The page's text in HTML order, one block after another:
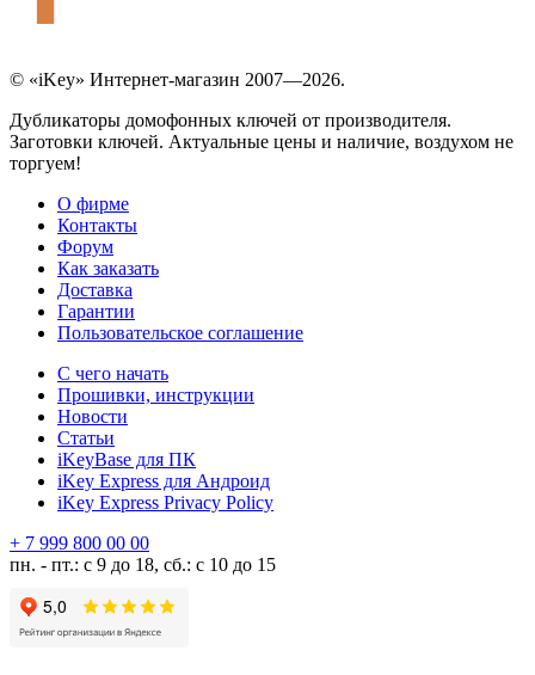
© «iKey» Интернет-магазин 2007—2026.
Дубликаторы домофонных ключей от производителя.
Заготовки ключей. Актуальные цены и наличие, воздухом не
торгуем!
О фирме
Контакты
Форум
Как заказать
Доставка
Гарантии
Пользовательское соглашение
С чего начать
Прошивки, инструкции
Новости
Статьи
iKeyBase для ПК
iKey Express для Андроид
iKey Express Privacy Policy
+ 7 999 800 00 00
пн. - пт.: с 9 до 18, сб.: с 10 до 15